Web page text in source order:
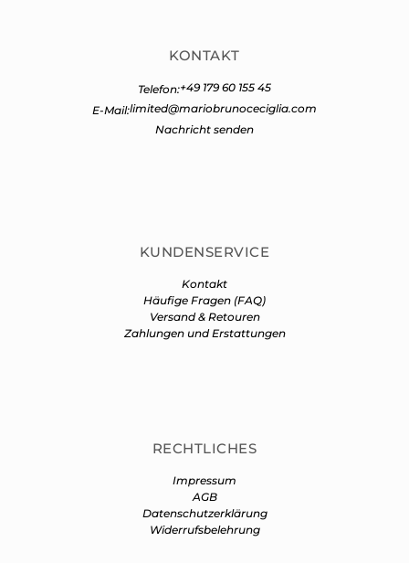
KONTAKT
Telefon:+49 179 60 155 45
E-Mail:limited@mariobrunoceciglia.com
Nachricht senden
KUNDENSERVICE
Kontakt
Häufige Fragen (FAQ)
Versand & Retouren
Zahlungen und Erstattungen
RECHTLICHES
Impressum
AGB
Datenschutzerklärung
Widerrufsbelehrung